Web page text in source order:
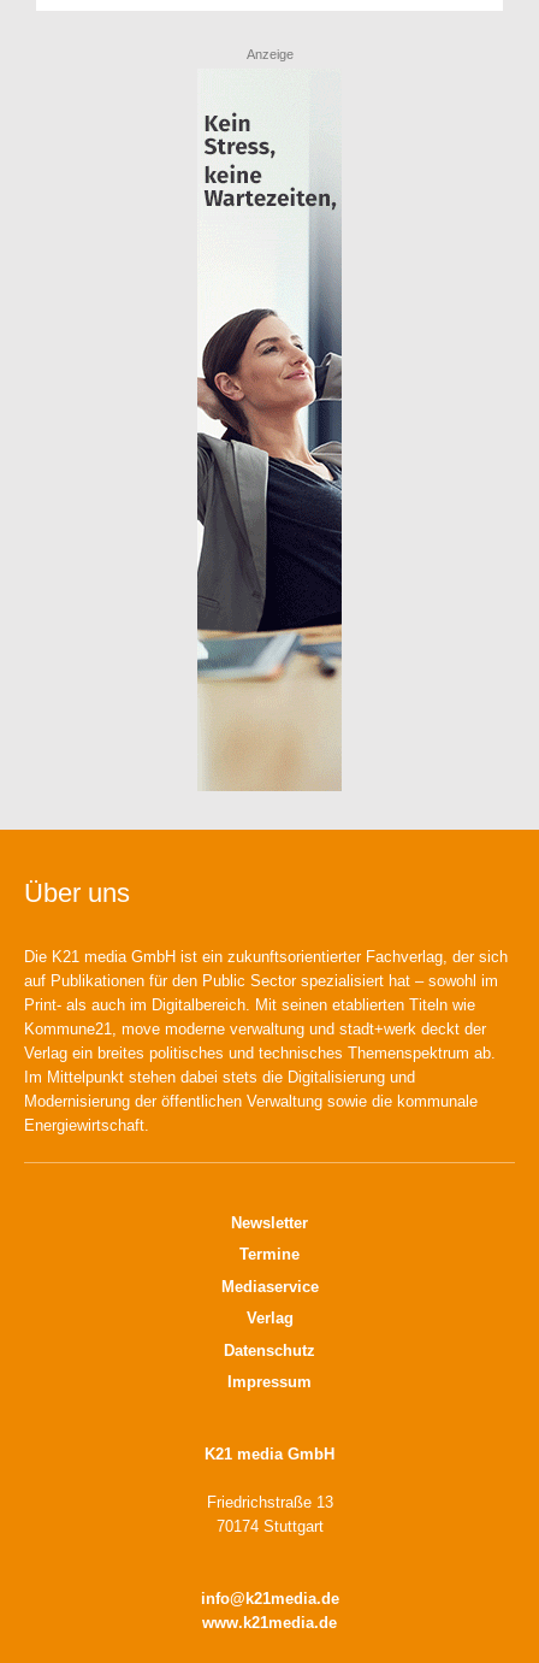
Anzeige
Über uns
Die K21 media GmbH ist ein zukunftsorientierter Fachverlag, der sich
auf Publikationen für den Public Sector spezialisiert hat – sowohl im
Print- als auch im Digitalbereich. Mit seinen etablierten Titeln wie
Kommune21, move moderne verwaltung und stadt+werk deckt der
Verlag ein breites politisches und technisches Themenspektrum ab.
Im Mittelpunkt stehen dabei stets die Digitalisierung und
Modernisierung der öffentlichen Verwaltung sowie die kommunale
Energiewirtschaft.
Newsletter
Termine
Mediaservice
Verlag
Datenschutz
Impressum
K21 media GmbH
Friedrichstraße 13
70174 Stuttgart
info@k21media.de
www.k21media.de